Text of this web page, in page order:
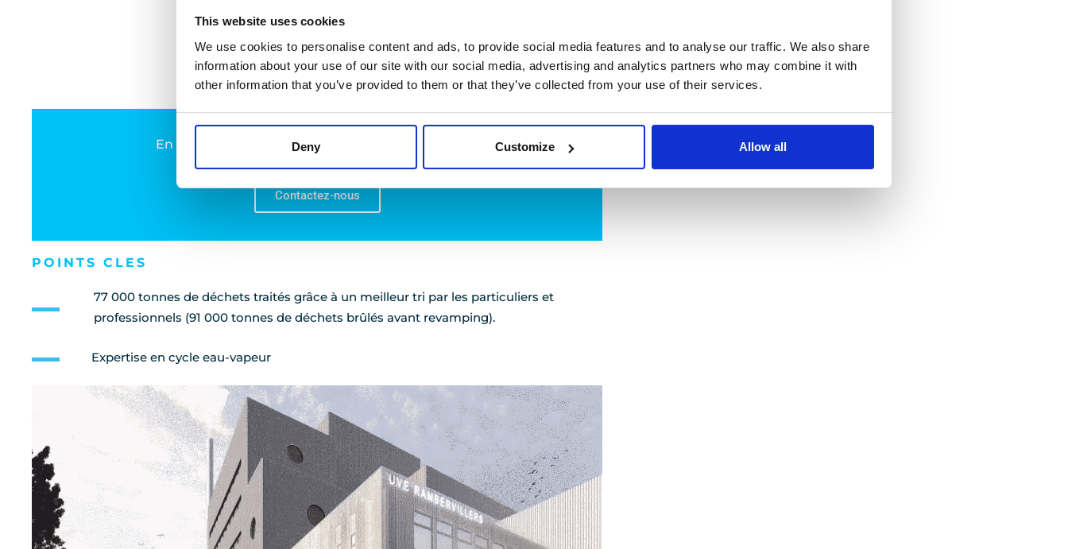
This website uses cookies
We use cookies to personalise content and ads, to provide social media features and to analyse our traffic. We also share
information about your use of our site with our social media, advertising and analytics partners who may combine it with
other information that you’ve provided to them or that they’ve collected from your use of their services.
Deny Customize Allow all
En savoir plus sur nos solutions pour les industries
Contactez-nous
POINTS CLES
77 000 tonnes de déchets traités grâce à un meilleur tri par les particuliers et
professionnels (91 000 tonnes de déchets brûlés avant revamping).
Expertise en cycle eau-vapeur